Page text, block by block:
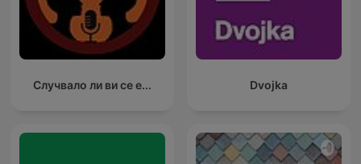
Случвало ли ви се е... Dvojka